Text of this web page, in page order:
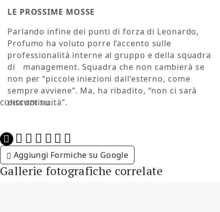
LE PROSSIME MOSSE
Parlando infine dei punti di forza di Leonardo,
Profumo ha voluto porre l’accento sulle
professionalità interne al gruppo e della squadra
di management. Squadra che non cambierà se
non per “piccole iniezioni dall’esterno, come
sempre avviene”. Ma, ha ribadito, “non ci sarà
discontinuità”.
CONDIVIDI SU:
Aggiungi Formiche su Google
Gallerie fotografiche correlate